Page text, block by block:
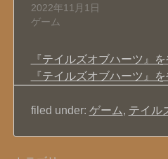
2022年11月1日
ゲーム
『テイルズオブハーツ』
『テイルズオブハーツ』
filed under: ゲーム, テイル